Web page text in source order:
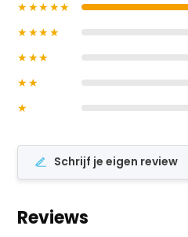
★★★★★
★★★★
★★★
★★
★
Schrijf je eigen review
Reviews